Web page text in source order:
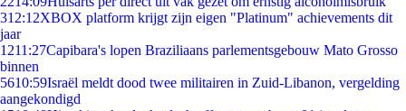
312:12XBOX platform krijgt zijn eigen "Platinum" achievements dit
jaar
1211:27Capibara's lopen Braziliaans parlementsgebouw Mato Grosso
binnen
5610:59Israël meldt dood twee militairen in Zuid-Libanon, vergelding
aangekondigd